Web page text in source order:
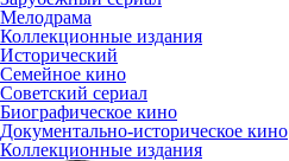
Мелодрама
Коллекционные издания
Исторический
Семейное кино
Советский сериал
Биографическое кино
Документально-историческое кино
Коллекционные издания